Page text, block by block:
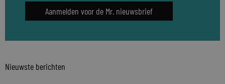
Aanmelden voor de Mr. nieuwsbrief
Nieuwste berichten